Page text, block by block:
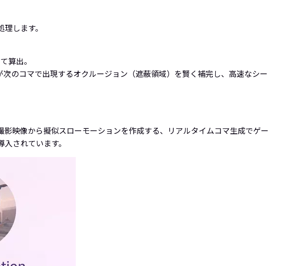
します。
算出。
のコマで出現するオクルージョン（遮蔽領域）を賢く補完し、高速なシー
映像から擬似スローモーションを作成する、リアルタイムコマ生成でゲー
されています。